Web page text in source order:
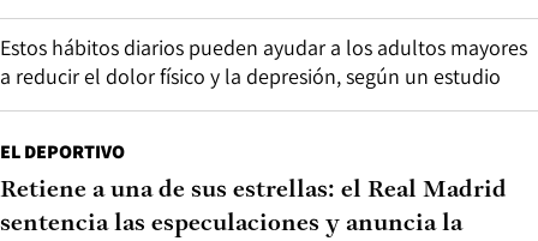
Estos hábitos diarios pueden ayudar a los adultos mayores
a reducir el dolor físico y la depresión, según un estudio
EL DEPORTIVO
Retiene a una de sus estrellas: el Real Madrid
sentencia las especulaciones y anuncia la